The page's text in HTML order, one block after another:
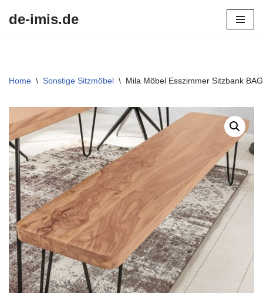
de-imis.de
Home \ Sonstige Sitzmöbel \ Mila Möbel Esszimmer Sitzbank